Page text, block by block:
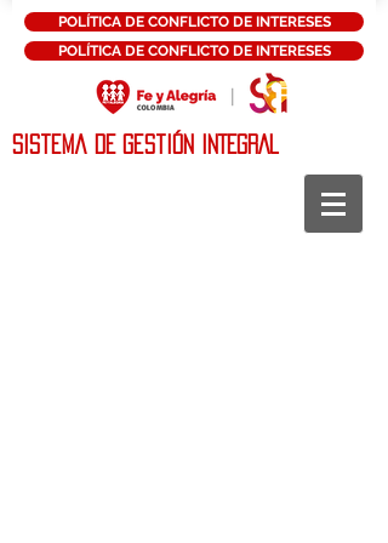
POLÍTICA DE CONFLICTO DE INTERESES
POLÍTICA DE CONFLICTO DE INTERESES
Sistema DE Gestión INTEGRAL